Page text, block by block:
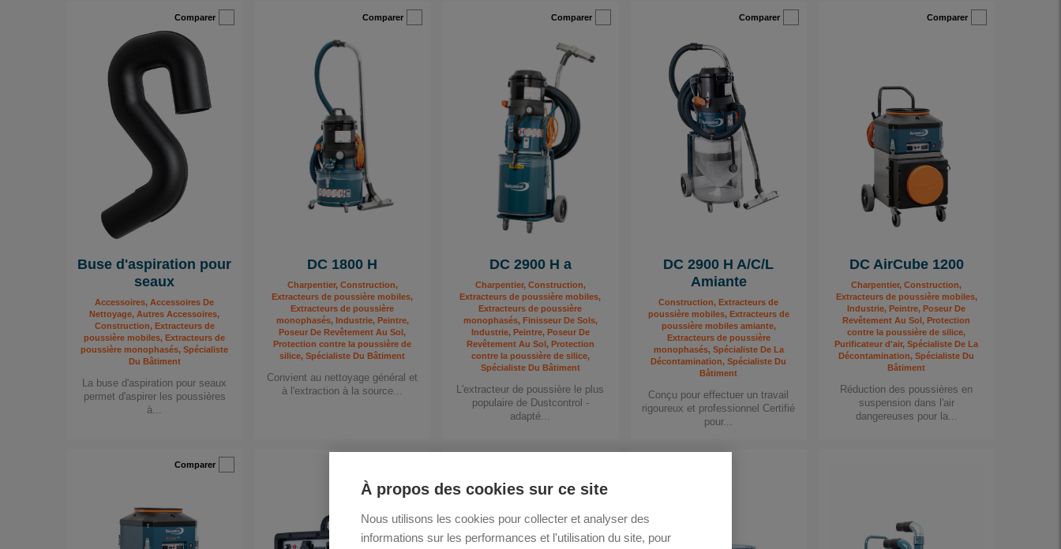
Comparer
Buse d'aspiration pour
seaux
Accessoires, Accessoires De
Nettoyage, Autres Accessoires,
Construction, Extracteurs de
poussière mobiles, Extracteurs de
poussière monophasés, Spécialiste
Du Bâtiment
La buse d'aspiration pour seaux
permet d'aspirer les poussières
à...
Comparer
DC 1800 H
Charpentier, Construction,
Extracteurs de poussière mobiles,
Extracteurs de poussière
monophasés, Industrie, Peintre,
Poseur De Revêtement Au Sol,
Protection contre la poussière de
silice, Spécialiste Du Bâtiment
Convient au nettoyage général et
à l'extraction à la source...
Comparer
DC 2900 H a
Charpentier, Construction,
Extracteurs de poussière mobiles,
Extracteurs de poussière
monophasés, Finisseur De Sols,
Industrie, Peintre, Poseur De
Revêtement Au Sol, Protection
contre la poussière de silice,
Spécialiste Du Bâtiment
L'extracteur de poussière le plus
populaire de Dustcontrol -
adapté...
Comparer
DC 2900 H A/C/L
Amiante
Construction, Extracteurs de
poussière mobiles, Extracteurs de
poussière mobiles amiante,
Extracteurs de poussière
monophasés, Spécialiste De La
Décontamination, Spécialiste Du
Bâtiment
Conçu pour effectuer un travail
rigoureux et professionnel Certifié
pour...
Comparer
DC AirCube 1200
Charpentier, Construction,
Extracteurs de poussière mobiles,
Industrie, Peintre, Poseur De
Revêtement Au Sol, Protection
contre la poussière de silice,
Purificateur d'air, Spécialiste De La
Décontamination, Spécialiste Du
Bâtiment
Réduction des poussières en
suspension dans l'air
dangereuses pour la...
Comparer
À propos des cookies sur ce site
Nous utilisons les cookies pour collecter et analyser des
informations sur les performances et l'utilisation du site, pour